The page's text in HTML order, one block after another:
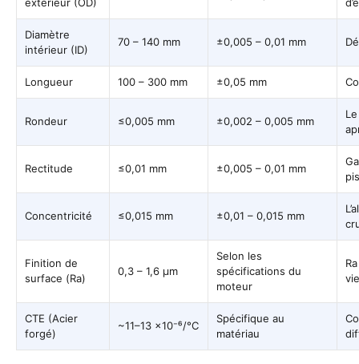
Diamètre
intérieur (ID)
70 – 140 mm ±0,005 – 0,01 mm
Longueur 100 – 300 mm ±0,05 mm
Rondeur ≤0,005 mm ±0,002 – 0,005 mm
Rectitude ≤0,01 mm ±0,005 – 0,01 mm
Concentricité ≤0,015 mm ±0,01 – 0,015 mm
Finition de
surface (Ra)
0,3 – 1,6 µm
Selon les
spécifications du
moteur
CTE (Acier
forgé)
~11–13 ×10⁻⁶/°C
Spécifique au
matériau